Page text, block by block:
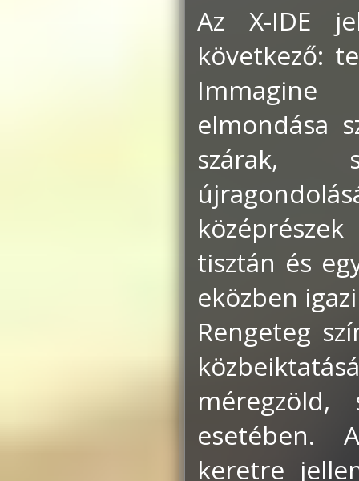
Az X-IDE
következő:
elmondása
szárak,
tisztán és
eközben
Rengeteg
méregzöld,
esetében.
keretre